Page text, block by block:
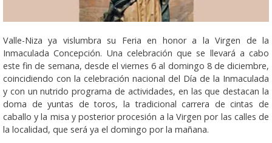
Valle-Niza ya vislumbra su Feria en honor a la Virgen de la
Inmaculada Concepción. Una celebración que se llevará a cabo
este fin de semana, desde el viernes 6 al domingo 8 de diciembre,
coincidiendo con la celebración nacional del Día de la Inmaculada
y con un nutrido programa de actividades, en las que destacan la
doma de yuntas de toros, la tradicional carrera de cintas de
caballo y la misa y posterior procesión a la Virgen por las calles de
la localidad, que será ya el domingo por la mañana.